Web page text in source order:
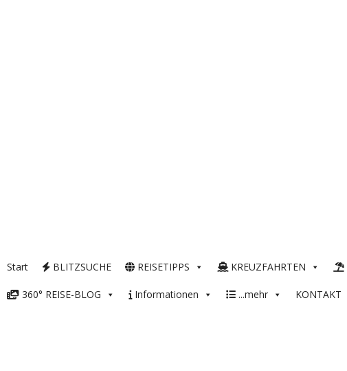
Start BLITZSUCHE REISETIPPS KREUZFAHRTEN
360° REISE-BLOG Informationen ...mehr KONTAKT